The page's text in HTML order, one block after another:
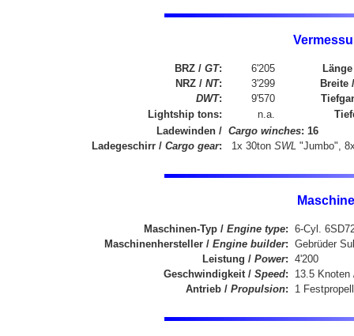
BRZ / GT: 6'205
NRZ / NT: 3'299
Breite
DWT: 9'570
Lightship tons:
n.a.
Ladewinden / Cargo winches: 16
Ladegeschirr / Cargo gear: 1x 30ton SWL "Jumbo",
Maschinen-Typ / Engine type: 6-Cyl.
Maschinenhersteller / Engine builder: Gebrüder
Leistung / Power: 4'200
Geschwindigkeit / Speed:
13.5
Antrieb / Propulsion: 1